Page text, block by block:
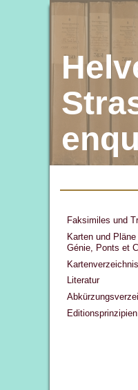
Faksimiles und
Karten und Pläne
Génie, Ponts et
Kartenverzeichnis
Literatur
Editionsprinzipien